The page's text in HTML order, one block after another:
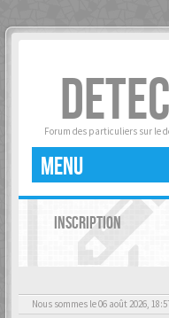
Forum des particuliers sur le
MENU
INSCRIPTION
Nous sommes le 06 août 2026,